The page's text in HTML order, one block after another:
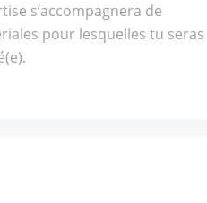
s’accompagnera de
pour lesquelles tu seras